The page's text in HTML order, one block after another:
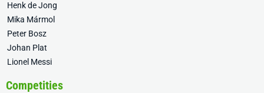
Henk de Jong
Mika Mármol
Peter Bosz
Johan Plat
Lionel Messi
Competities